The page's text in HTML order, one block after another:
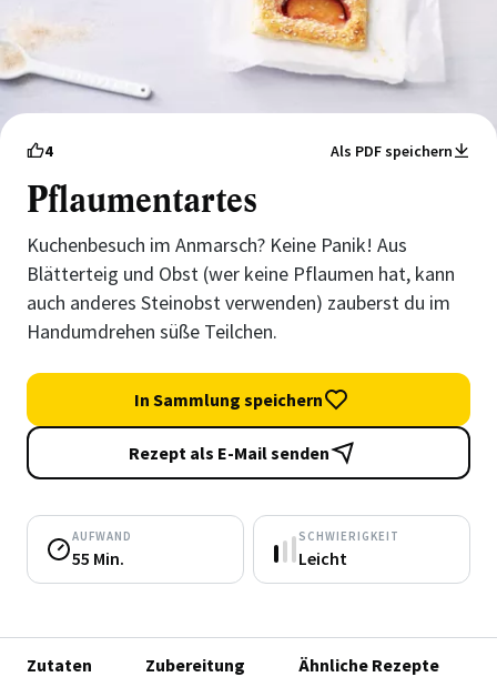
4 Als PDF speichern
Pflaumentartes
Kuchenbesuch im Anmarsch? Keine Panik! Aus
Blätterteig und Obst (wer keine Pflaumen hat, kann
auch anderes Steinobst verwenden) zauberst du im
Handumdrehen süße Teilchen.
In Sammlung speichern
Rezept als E-Mail senden
AUFWAND
55 Min.
SCHWIERIGKEIT
Leicht
Zutaten Zubereitung Ähnliche Rezepte